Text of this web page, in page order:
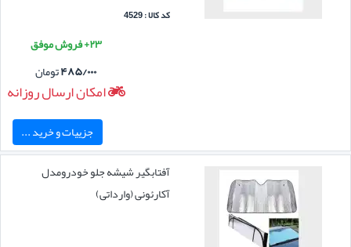
کد کالا : 4529
۲۳+ فروش موفق
۴۸۵/۰۰۰تومان
امکان ارسال روزانه
جزییات و خرید ...
آفتابگیر شیشه جلو خودرومدل
آکارئونی (وارداتی)